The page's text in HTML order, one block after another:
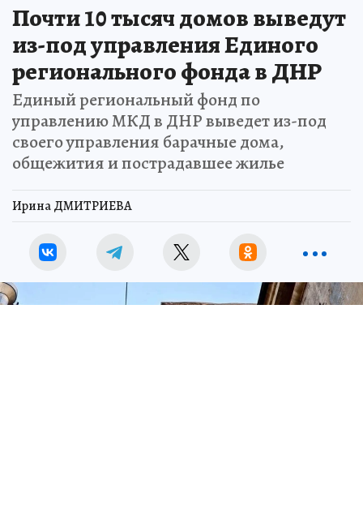
Почти 10 тысяч домов выведут
из-под управления Единого
регионального фонда в ДНР
Единый региональный фонд по
управлению МКД в ДНР выведет из-под
своего управления барачные дома,
общежития и пострадавшее жилье
Ирина ДМИТРИЕВА